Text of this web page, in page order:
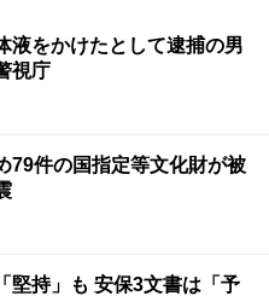
液をかけたとして逮捕の男
視庁
79件の国指定等文化財が被
堅持」も 安保3文書は「予